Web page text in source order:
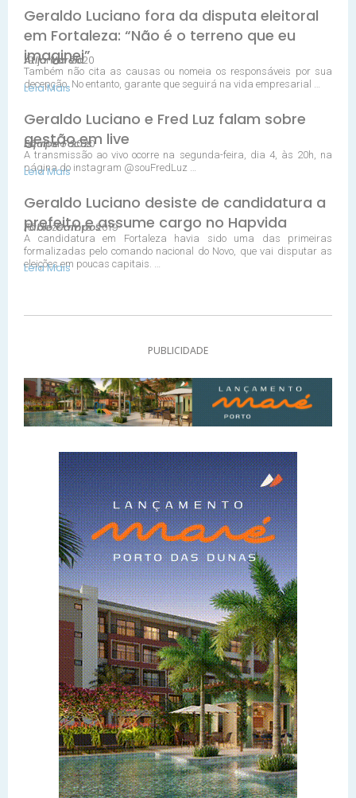
Geraldo Luciano fora da disputa eleitoral
em Fortaleza: “Não é o terreno que eu
imaginei”
19 junho 2020
Átila Varela
Também não cita as causas ou nomeia os responsáveis por sua
decepção. No entanto, garante que seguirá na vida empresarial …
Leia Mais
Geraldo Luciano e Fred Luz falam sobre
gestão em live
02 maio 2020
Equipe Focus
A transmissão ao vivo ocorre na segunda-feira, dia 4, às 20h, na
página do instagram @souFredLuz …
Leia Mais
Geraldo Luciano desiste de candidatura a
prefeito e assume cargo no Hapvida
16 dezembro 2019
Fábio Campos
A candidatura em Fortaleza havia sido uma das primeiras
formalizadas pelo comando nacional do Novo, que vai disputar as
eleições em poucas capitais. …
Leia Mais
PUBLICIDADE